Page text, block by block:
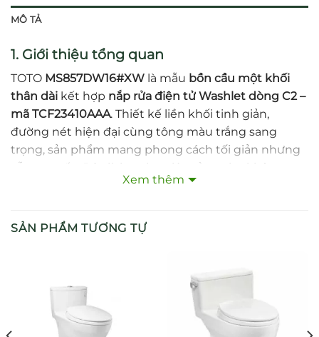
MÔ TẢ
1. Giới thiệu tổng quan
TOTO MS857DW16#XW là mẫu bồn cầu một khối
thân dài kết hợp nắp rửa điện tử Washlet dòng C2 –
mã TCF23410AAA. Thiết kế liền khối tinh giản,
đường nét hiện đại cùng tông màu trắng sang
trọng, sản phẩm mang phong cách tối giản nhưng
vẫn cao cấp. Đây là lựa chọn lý tưởng cho không
gian gia đình, resort hoặc khách sạn sang trọng
nghi
: 709 × 380 × 645 mm – thân
dài, tạo tư thế ngồi thoải mái
Tâm xả (rough-in)
: 305 mm – phù hợp tiêu chuẩn
Xem thêm
SẢN PHẨM TƯƠNG TỰ